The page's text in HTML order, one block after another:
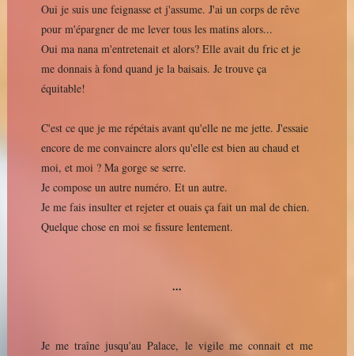
Oui je suis une feignasse et j'assume. J'ai un corps de rêve
pour m'épargner de me lever tous les matins alors...
Oui ma nana m'entretenait et alors? Elle avait du fric et je
me donnais à fond quand je la baisais. Je trouve ça
équitable!
C'est ce que je me répétais avant qu'elle ne me jette. J'essaie
encore de me convaincre alors qu'elle est bien au chaud et
moi, et moi ? Ma gorge se serre.
Je compose un autre numéro. Et un autre.
Je me fais insulter et rejeter et ouais ça fait un mal de chien.
Quelque chose en moi se fissure lentement.
...
Je me traîne jusqu'au Palace, le vigile me connait et me